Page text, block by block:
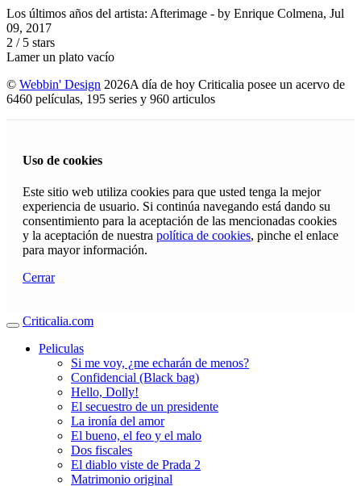
Los últimos años del artista: Afterimage - by Enrique Colmena, Jul
09, 2017
2 / 5 stars
Lamer un plato vacío
© Webbin' Design 2026A día de hoy Criticalia posee un acervo de
6460 películas, 195 series y 960 articulos
Uso de cookies
Este sitio web utiliza cookies para que usted tenga la mejor
experiencia de usuario. Si continúa navegando está dando su
consentimiento para la aceptación de las mencionadas cookies
y la aceptación de nuestra política de cookies, pinche el enlace
para mayor información.
Cerrar
Criticalia.com
Peliculas
Si me voy, ¿me echarán de menos?
Confidencial (Black bag)
Hello, Dolly!
El secuestro de un presidente
La ironía del amor
El bueno, el feo y el malo
Dos fiscales
El diablo viste de Prada 2
Matrimonio original